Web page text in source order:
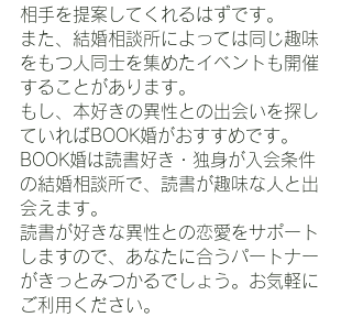
相手を提案してくれるはずです。
また、結婚相談所によっては同じ趣味
をもつ人同士を集めたイベントも開催
することがあります。
もし、本好きの異性との出会いを探し
ていればBOOK婚がおすすめです。
BOOK婚は読書好き・独身が入会条件
の結婚相談所で、読書が趣味な人と出
会えます。
読書が好きな異性との恋愛をサポート
しますので、あなたに合うパートナー
がきっとみつかるでしょう。お気軽に
ご利用ください。